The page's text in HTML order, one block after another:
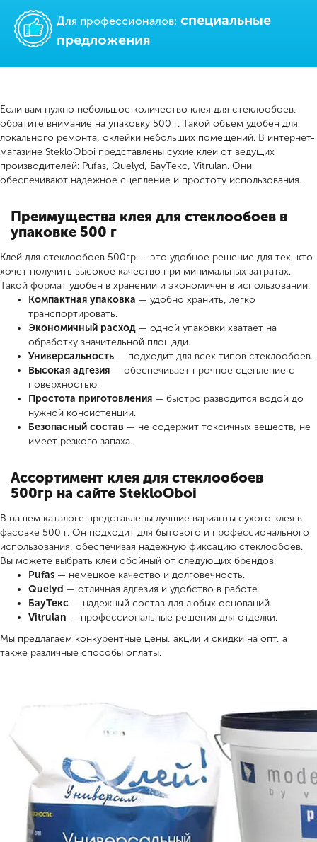
Для профессионалов: cпециальные
предложения
Если вам нужно небольшое количество клея для стеклообоев,
обратите внимание на упаковку 500 г. Такой объем удобен для
локального ремонта, оклейки небольших помещений. В интернет-
магазине StekloOboi представлены сухие клеи от ведущих
производителей: Pufas, Quelyd, БауТекс, Vitrulan. Они
обеспечивают надежное сцепление и простоту использования.
Преимущества клея для стеклообоев в
упаковке 500 г
Клей для стеклообоев 500гр — это удобное решение для тех, кто
хочет получить высокое качество при минимальных затратах.
Такой формат удобен в хранении и экономичен в использовании.
Компактная упаковка — удобно хранить, легко
транспортировать.
Экономичный расход — одной упаковки хватает на
обработку значительной площади.
Универсальность — подходит для всех типов стеклообоев.
Высокая адгезия — обеспечивает прочное сцепление с
поверхностью.
Простота приготовления — быстро разводится водой до
нужной консистенции.
Безопасный состав — не содержит токсичных веществ, не
имеет резкого запаха.
Ассортимент клея для стеклообоев
500гр на сайте StekloOboi
В нашем каталоге представлены лучшие варианты сухого клея в
фасовке 500 г. Он подходит для бытового и профессионального
использования, обеспечивая надежную фиксацию стеклообоев.
Вы можете выбрать клей обойный от следующих брендов:
Pufas — немецкое качество и долговечность.
Quelyd — отличная адгезия и удобство в работе.
БауТекс — надежный состав для любых оснований.
Vitrulan — профессиональные решения для отделки.
Мы предлагаем конкурентные цены, акции и скидки на опт, а
также различные способы оплаты.